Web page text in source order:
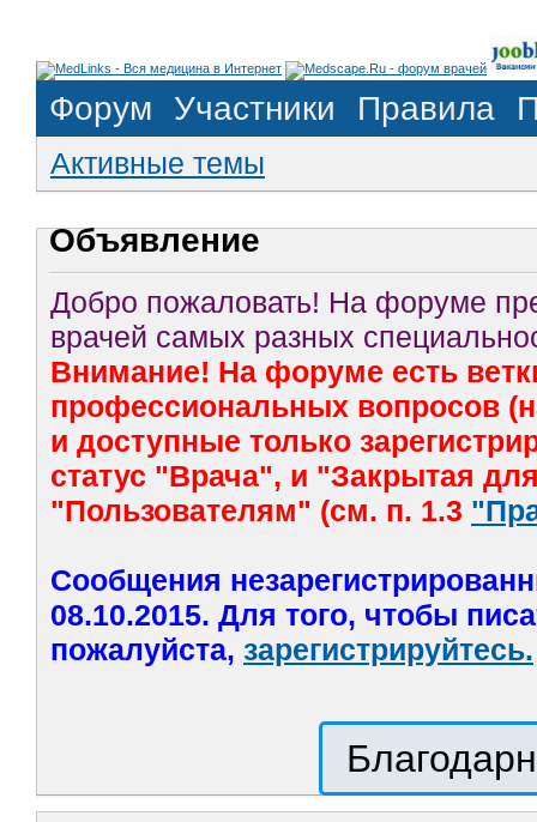
Форум Участники Правила
Активные темы
Объявление
Добро пожаловать! На форуме
врачей самых разных
Внимание! На форуме есть
профессиональных вопросов
и доступные только
статус "Врача", и "Закрытая
"Пользователям" (см. п. 1.3
Сообщения
08.10.2015. Для того, чтобы
пожалуйста, зарегистрируйтесь.